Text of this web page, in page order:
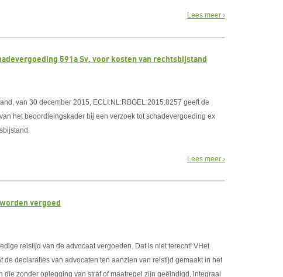
Lees meer ›
591a Sv. voor kosten van rechtsbijstand
van 30 december 2015, ECLI:NL:RBGEL:2015:8257 geeft de
het beoordleingskader bij een verzoek tot schadevergoeding ex
Lees meer ›
vergoed
reistijd van de advocaat vergoeden. Dat is niet terecht! VHet
de declaraties van advocaten ten aanzien van reistijd gemaakt in het
die zonder oplegging van straf of maatregel zijn geëindigd, integraal